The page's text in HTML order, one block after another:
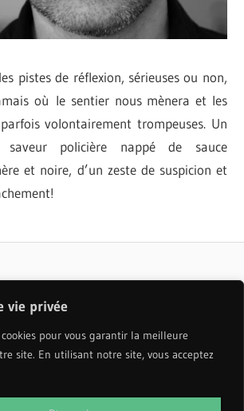
vie privée
pour vous garantir la meilleure
site. En utilisant notre site, vous acceptez
pistes de réflexion, sérieuses ou non,
où le sentier nous mènera et les
volontairement trompeuses. Un
policière nappé de sauce
et noire, d’un zeste de suspicion et
Theme: Wellington by ThemeZee.